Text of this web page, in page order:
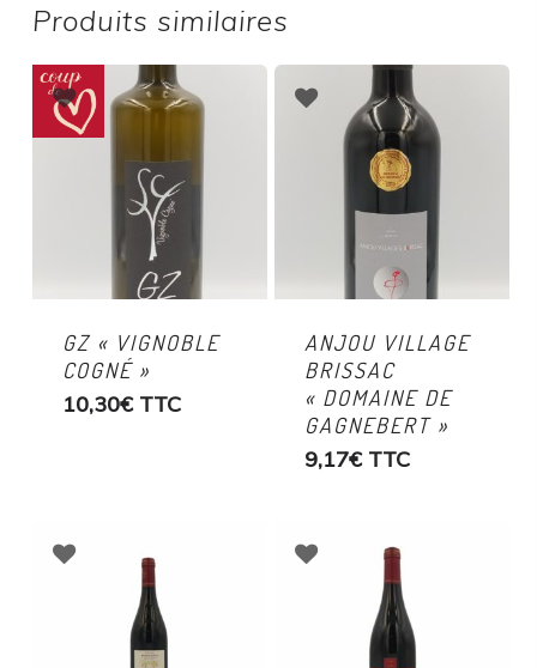
Produits similaires
GZ « VIGNOBLE
COGNÉ »
10,30€ TTC
ANJOU VILLAGE
BRISSAC
« DOMAINE DE
GAGNEBERT »
9,17€ TTC